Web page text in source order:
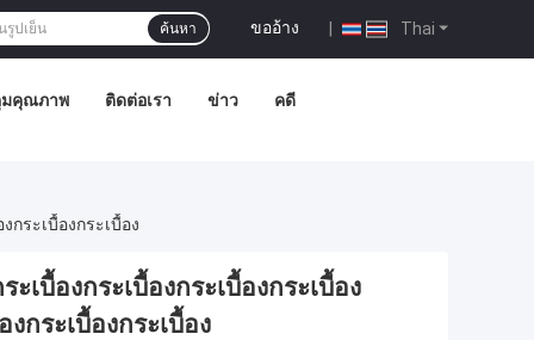
Thai
ขออ้าง |
ค้นหา
มคุณภาพ ติดต่อเรา ข่าว คดี
กระเบื้องกระเบื้อง
ะเบื้องกระเบื้องกระเบื้องกระเบื้อง
งกระเบื้องกระเบื้อง